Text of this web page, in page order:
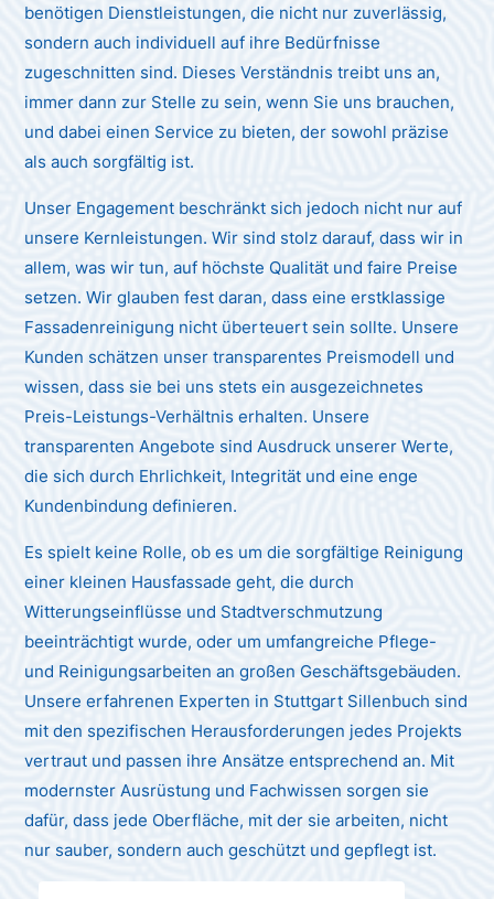
benötigen Dienstleistungen, die nicht nur zuverlässig,
sondern auch individuell auf ihre Bedürfnisse
zugeschnitten sind. Dieses Verständnis treibt uns an,
immer dann zur Stelle zu sein, wenn Sie uns brauchen,
und dabei einen Service zu bieten, der sowohl präzise
als auch sorgfältig ist.
Unser Engagement beschränkt sich jedoch nicht nur auf
unsere Kernleistungen. Wir sind stolz darauf, dass wir in
allem, was wir tun, auf höchste Qualität und faire Preise
setzen. Wir glauben fest daran, dass eine erstklassige
Fassadenreinigung nicht überteuert sein sollte. Unsere
Kunden schätzen unser transparentes Preismodell und
wissen, dass sie bei uns stets ein ausgezeichnetes
Preis-Leistungs-Verhältnis erhalten. Unsere
transparenten Angebote sind Ausdruck unserer Werte,
die sich durch Ehrlichkeit, Integrität und eine enge
Kundenbindung definieren.
Es spielt keine Rolle, ob es um die sorgfältige Reinigung
einer kleinen Hausfassade geht, die durch
Witterungseinflüsse und Stadtverschmutzung
beeinträchtigt wurde, oder um umfangreiche Pflege-
und Reinigungsarbeiten an großen Geschäftsgebäuden.
Unsere erfahrenen Experten in Stuttgart Sillenbuch sind
mit den spezifischen Herausforderungen jedes Projekts
vertraut und passen ihre Ansätze entsprechend an. Mit
modernster Ausrüstung und Fachwissen sorgen sie
dafür, dass jede Oberfläche, mit der sie arbeiten, nicht
nur sauber, sondern auch geschützt und gepflegt ist.